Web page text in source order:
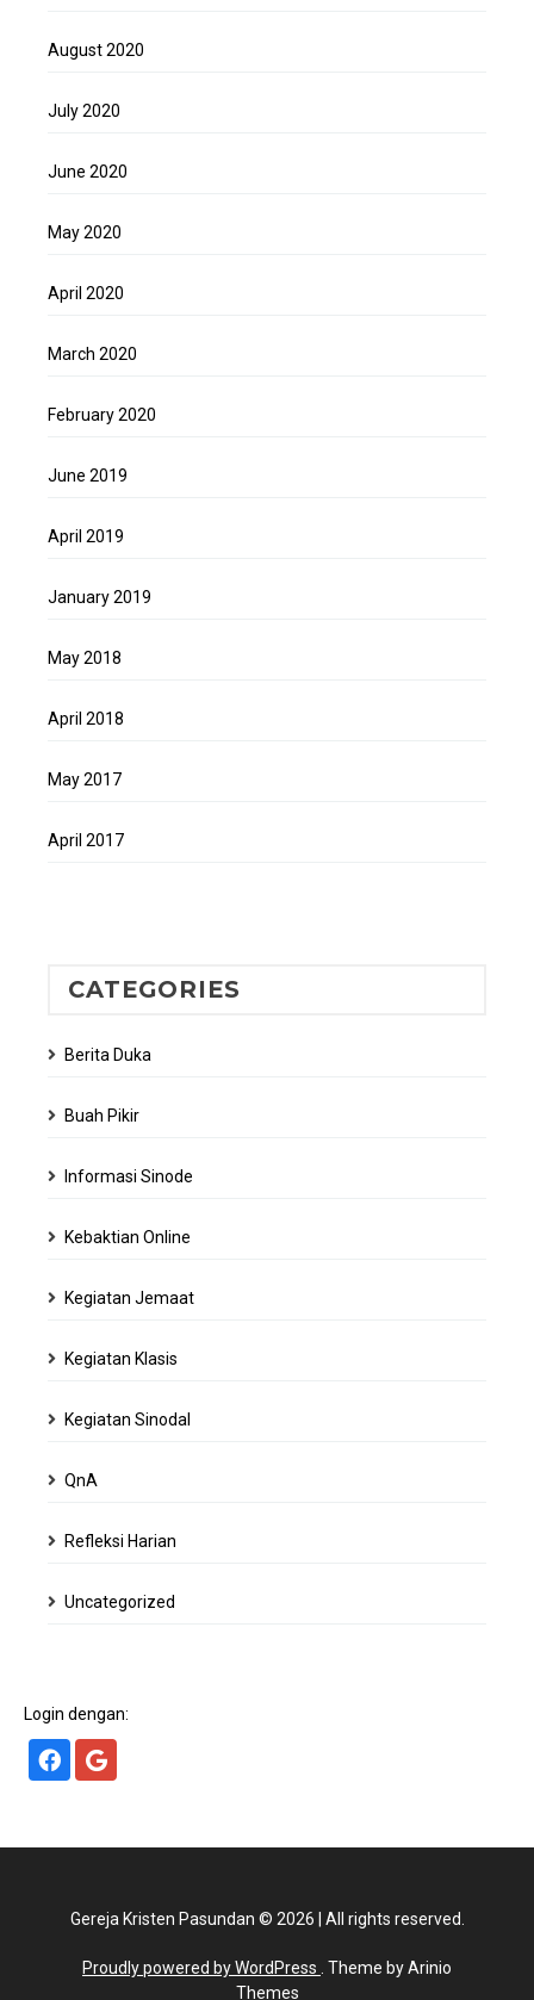
August 2020
July 2020
June 2020
May 2020
April 2020
March 2020
February 2020
June 2019
April 2019
January 2019
May 2018
April 2018
May 2017
April 2017
CATEGORIES
Berita Duka
Buah Pikir
Informasi Sinode
Kebaktian Online
Kegiatan Jemaat
Kegiatan Klasis
Kegiatan Sinodal
QnA
Refleksi Harian
Uncategorized
Login dengan:
Gereja Kristen Pasundan © 2026 All rights reserved.
Proudly powered by WordPress
. Theme by Arinio
Themes